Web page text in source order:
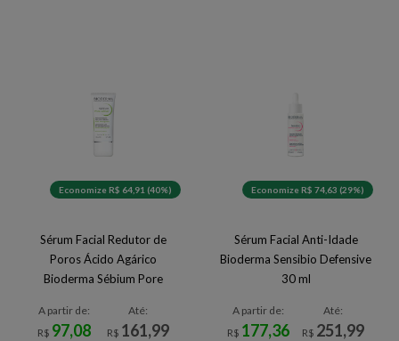
Economize R$ 64,91 (40%)
Sérum Facial Redutor de
Poros Ácido Agárico
Bioderma Sébium Pore
A partir de:
R$ 97,08
Até:
R$ 161,99
Economize R$ 74,63 (29%)
Sérum Facial Anti-Idade
Bioderma Sensibio Defensive
30 ml
A partir de:
R$ 177,36
Até:
R$ 251,99